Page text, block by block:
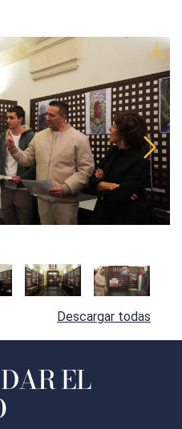
Descargar todas
EL